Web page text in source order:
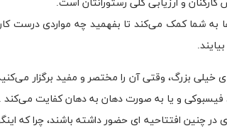
و ارزیابی کلی رستورانتان است.
به شما کمک می‌کند تا بفهمید چه مواردی درست
خیلی بزرگ، وقتی آن را مختصر و مفید برگزار
فیسبوکی و یا به صورت دهان به دهان کفایت می‌کند .
در چنین افتتاحیه ای حضور داشته باشند، چرا که